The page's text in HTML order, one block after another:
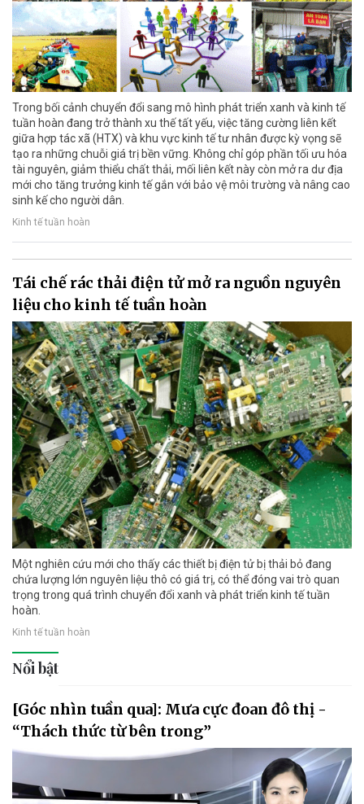
Trong bối cảnh chuyển đổi sang mô hình phát triển xanh và kinh tế
tuần hoàn đang trở thành xu thế tất yếu, việc tăng cường liên kết
giữa hợp tác xã (HTX) và khu vực kinh tế tư nhân được kỳ vọng sẽ
tạo ra những chuỗi giá trị bền vững. Không chỉ góp phần tối ưu hóa
tài nguyên, giảm thiểu chất thải, mối liên kết này còn mở ra dư địa
mới cho tăng trưởng kinh tế gắn với bảo vệ môi trường và nâng cao
sinh kế cho người dân.
Kinh tế tuần hoàn
Tái chế rác thải điện tử mở ra nguồn nguyên
liệu cho kinh tế tuần hoàn
Một nghiên cứu mới cho thấy các thiết bị điện tử bị thải bỏ đang
chứa lượng lớn nguyên liệu thô có giá trị, có thể đóng vai trò quan
trọng trong quá trình chuyển đổi xanh và phát triển kinh tế tuần
hoàn.
Kinh tế tuần hoàn
Nổi bật
[Góc nhìn tuần qua]: Mưa cực đoan đô thị -
“Thách thức từ bên trong”